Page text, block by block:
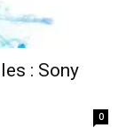
: Sony
0